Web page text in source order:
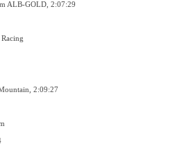
ALB-GOLD, 2:07:29
2:09:27